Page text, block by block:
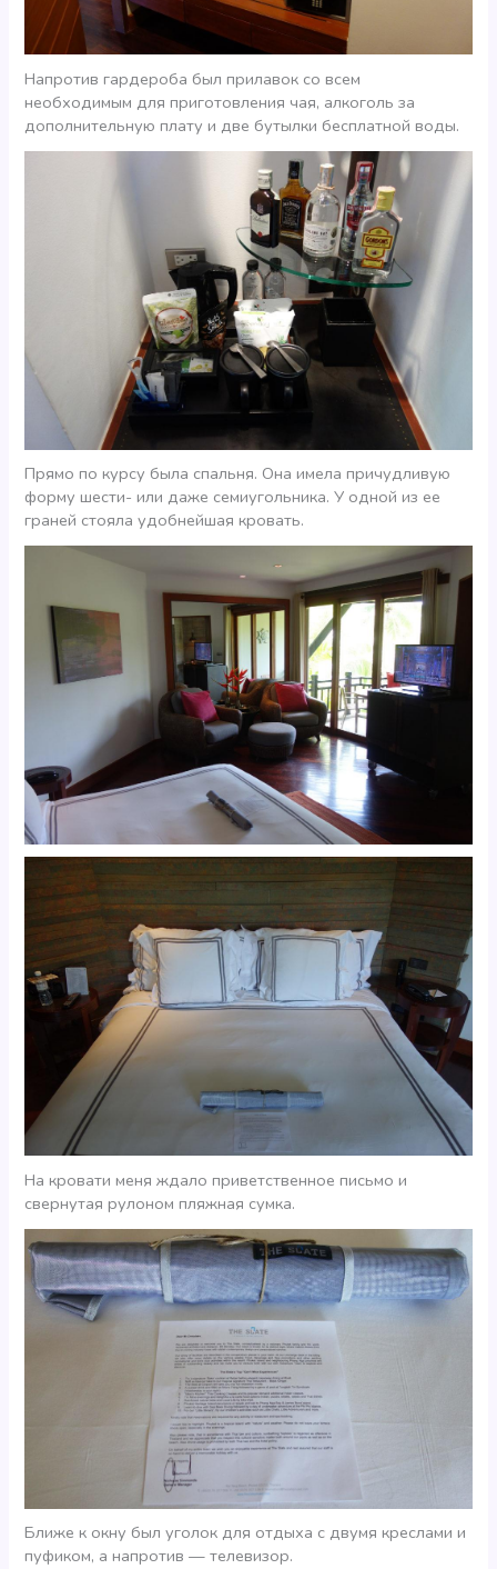
Напротив гардероба был прилавок со всем
необходимым для приготовления чая, алкоголь за
дополнительную плату и две бутылки бесплатной воды.
Прямо по курсу была спальня. Она имела причудливую
форму шести- или даже семиугольника. У одной из ее
граней стояла удобнейшая кровать.
На кровати меня ждало приветственное письмо и
свернутая рулоном пляжная сумка.
Ближе к окну был уголок для отдыха с двумя креслами и
пуфиком, а напротив — телевизор.